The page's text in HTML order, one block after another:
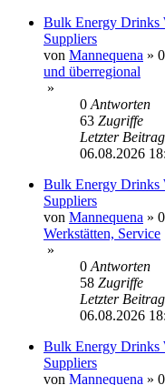
Bulk Energy Drinks
Suppliers
von Mannequena »
und überregional
»
0 Antworten
63 Zugriffe
Letzter Beitrag
06.08.2026
Bulk Energy Drinks
Suppliers
von Mannequena »
Werkstätten, Service
»
0 Antworten
58 Zugriffe
Letzter Beitrag
06.08.2026
Bulk Energy Drinks
Suppliers
von Mannequena »